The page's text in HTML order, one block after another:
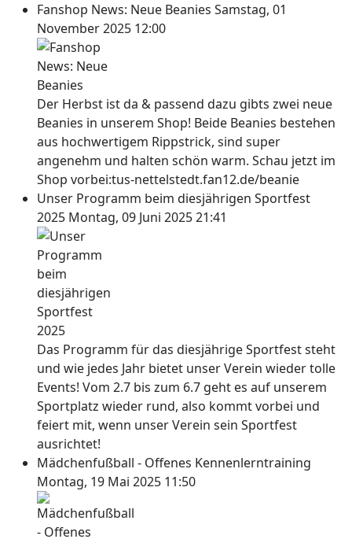
Fanshop News: Neue Beanies Samstag, 01
November 2025 12:00
Der Herbst ist da & passend dazu gibts zwei neue
Beanies in unserem Shop! Beide Beanies bestehen
aus hochwertigem Rippstrick, sind super
angenehm und halten schön warm. Schau jetzt im
Shop vorbei:tus-nettelstedt.fan12.de/beanie
Unser Programm beim diesjährigen Sportfest
2025 Montag, 09 Juni 2025 21:41
Das Programm für das diesjährige Sportfest steht
und wie jedes Jahr bietet unser Verein wieder tolle
Events! Vom 2.7 bis zum 6.7 geht es auf unserem
Sportplatz wieder rund, also kommt vorbei und
feiert mit, wenn unser Verein sein Sportfest
ausrichtet!
Mädchenfußball - Offenes Kennenlerntraining
Montag, 19 Mai 2025 11:50